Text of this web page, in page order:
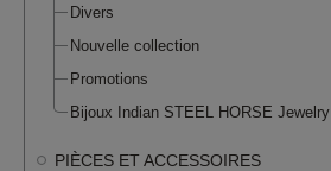
Divers
Nouvelle collection
Promotions
Bijoux Indian STEEL HORSE Jewelry
PIÈCES ET ACCESSOIRES